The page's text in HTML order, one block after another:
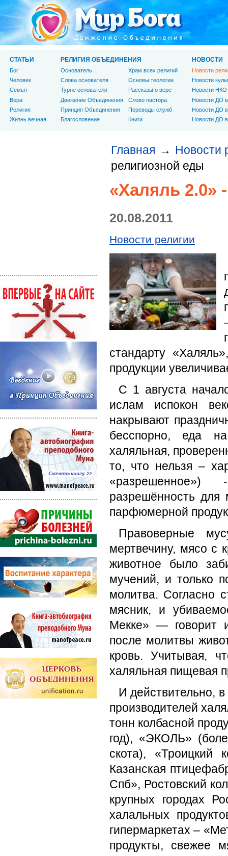
Главная → Новости
религиозной еды
«Халяль 2.0»
20.08.2011
Новости религии
стандарту
продукции
С 1 августа
ислам испокон
накрывают
бесспорно, еда
халяльная,
то, что нельзя –
«разрешенное»)
разрешённость для
парфюмерной
Правоверные
мертвечину, мясо с
животное было
мучений, и только
молитва. Согласно
мясник, и
Мекке» — говорит
после молитвы
кровь. Учитывая,
халяльная пищевая
И действительно,
производителей
тонн колбасной
год), «ЭКОЛЬ»
скота), «Троицкий
Казанская
Спб», Ростовский
крупных городах
халальных
гипермаркетах –
продукты, свежее
СТАТЬИ
Бог
Человек
Cемья
Вера
Религия
Жизнь вечная
РЕЛИГИЯ ОБЪЕДИНЕНИЯ
Основатель
Слова основателя
Турне основателя
Движение Объединения
Принцип Объединения
Благословение
Храм всех религий
Основы теологии
Рассказы о вере
Слово пастора
Переводы служб
Книги
НОВОСТИ
Новости
Новости
Новости НКО
Новости ДО
Новости ДО
Новости ДО